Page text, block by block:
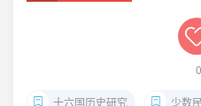
0
十六国历史研究 少数